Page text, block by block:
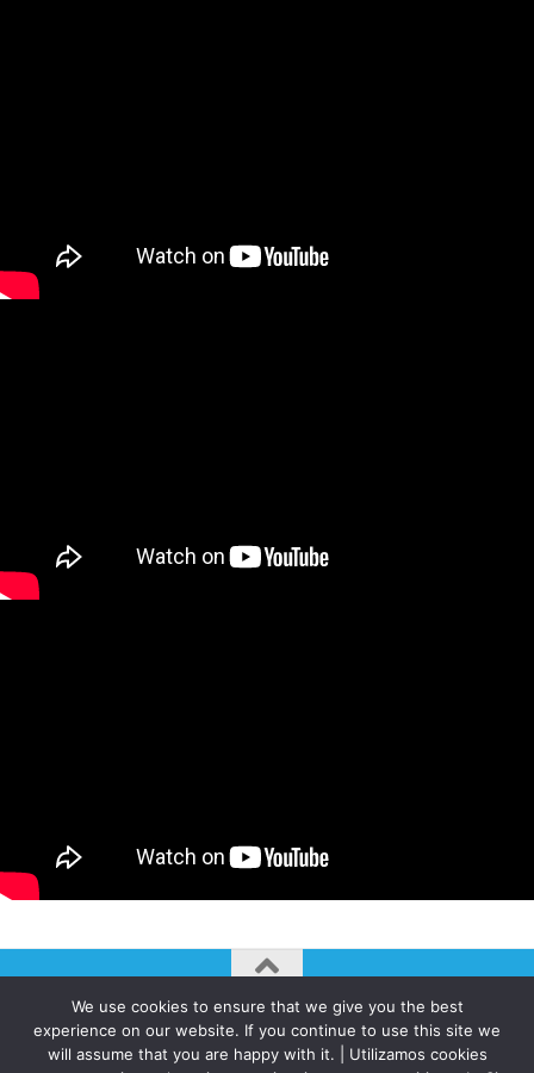
AUTOGIRO/el giro del arte actual © JAVIER MARTINEZ 2026. All
Rights Reserved.
We use cookies to ensure that we give you the best
experience on our website. If you continue to use this site we
will assume that you are happy with it. | Utilizamos cookies